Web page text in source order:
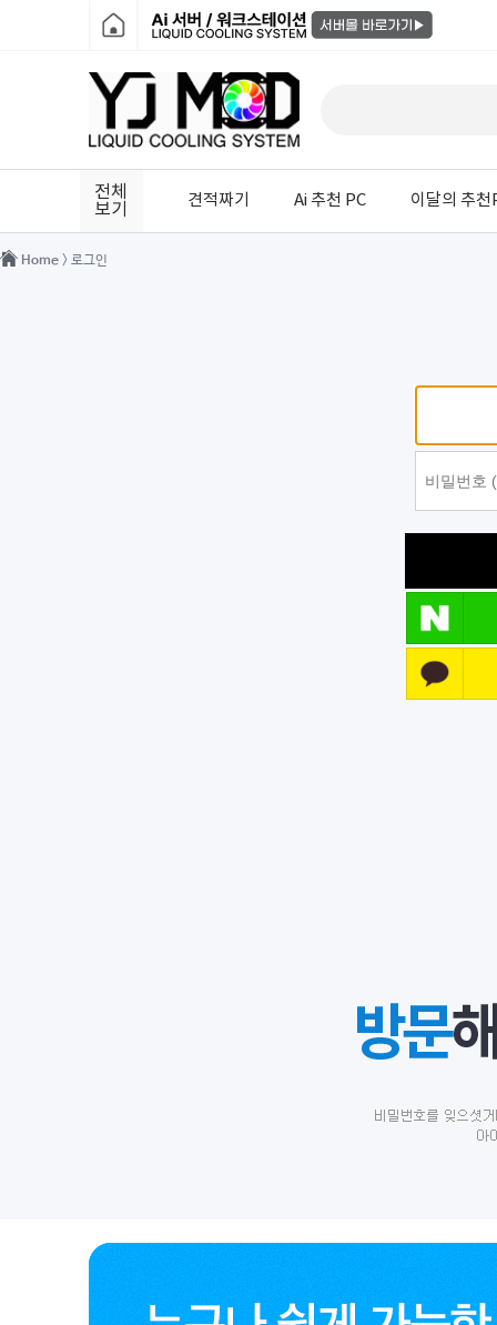
전체
보기
견적짜기 Ai 추천 PC 이달의 추천
Home > 로그인